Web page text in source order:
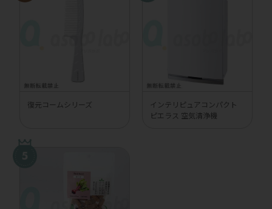
復元コームシリーズ
インテリピュアコンパクト
ピエラス 空気清浄機